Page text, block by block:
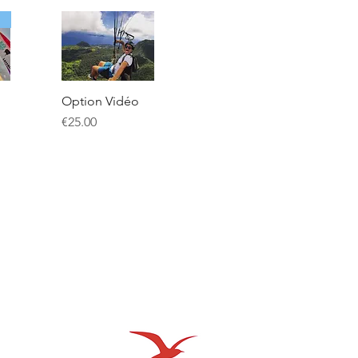
Option Vidéo
Price
€25.00